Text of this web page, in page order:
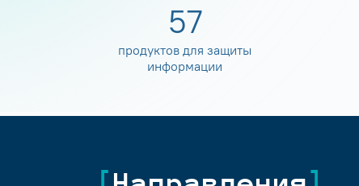
60
продуктов для защиты
информации